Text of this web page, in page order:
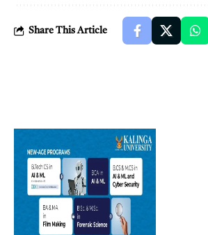
Share This Article